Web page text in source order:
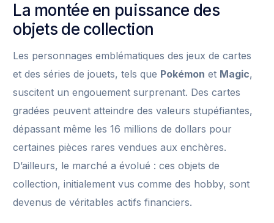
La montée en puissance des
objets de collection
Les personnages emblématiques des jeux de cartes
et des séries de jouets, tels que Pokémon et Magic,
suscitent un engouement surprenant. Des cartes
gradées peuvent atteindre des valeurs stupéfiantes,
dépassant même les 16 millions de dollars pour
certaines pièces rares vendues aux enchères.
D’ailleurs, le marché a évolué : ces objets de
collection, initialement vus comme des hobby, sont
devenus de véritables actifs financiers.